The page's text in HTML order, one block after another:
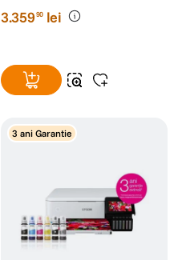
3.35990 lei
3 ani Garantie